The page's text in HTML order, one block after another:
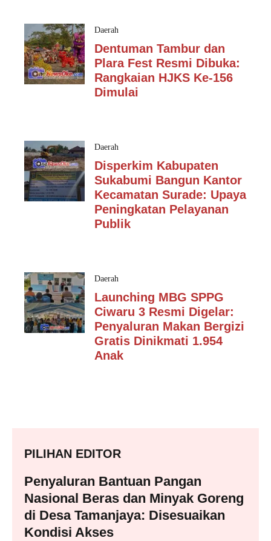
Daerah
Dentuman Tambur dan
Plara Fest Resmi Dibuka:
Rangkaian HJKS Ke-156
Dimulai
Daerah
Disperkim Kabupaten
Sukabumi Bangun Kantor
Kecamatan Surade: Upaya
Peningkatan Pelayanan
Publik
Daerah
Launching MBG SPPG
Ciwaru 3 Resmi Digelar:
Penyaluran Makan Bergizi
Gratis Dinikmati 1.954
Anak
PILIHAN EDITOR
Penyaluran Bantuan Pangan
Nasional Beras dan Minyak Goreng
di Desa Tamanjaya: Disesuaikan
Kondisi Akses